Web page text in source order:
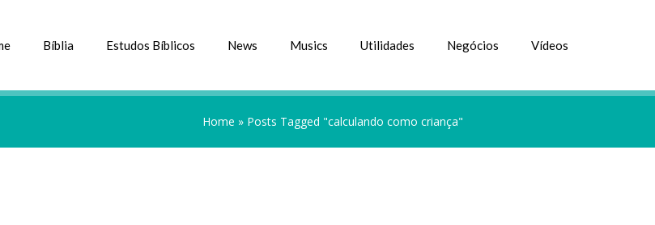
Bíblia Estudos Bíblicos News Musics Utilidades Negócios Vídeos
Home » Posts Tagged "calculando como criança"